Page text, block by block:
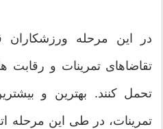
در این مرحله ورزشکاران
تقاضاهای تمرینات و رقابت
تحمل کنند. بهترین و
تمرینات، در طی این مرحله